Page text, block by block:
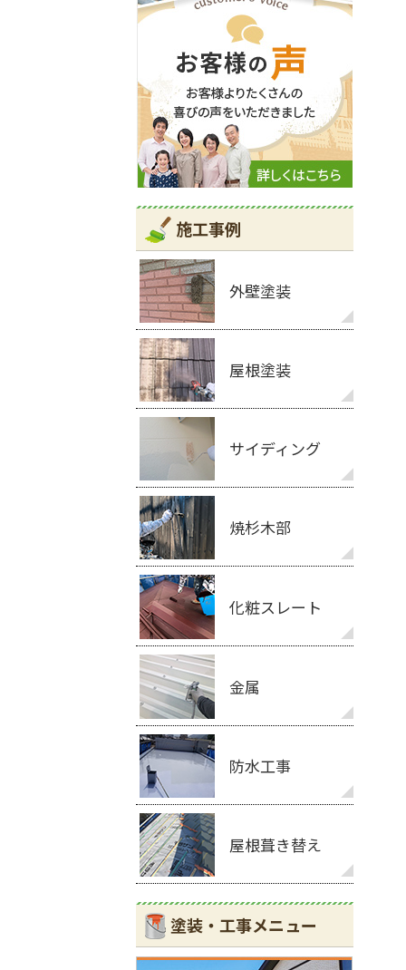
施工事例
外壁塗装
屋根塗装
サイディング
焼杉木部
化粧スレート
金属
防水工事
屋根葺き替え
塗装・工事メニュー